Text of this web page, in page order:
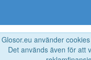
Glosor.eu använder
Det används även för att